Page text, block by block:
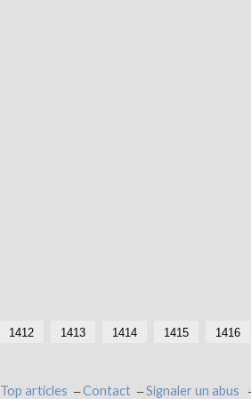
1412 1413 1414 1415 1416
Top articles Contact Signaler un abus